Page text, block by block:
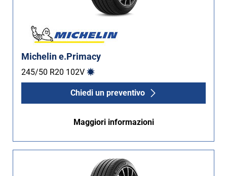
Michelin e.Primacy
245/50 R20 102V
Chiedi un preventivo
Maggiori informazioni